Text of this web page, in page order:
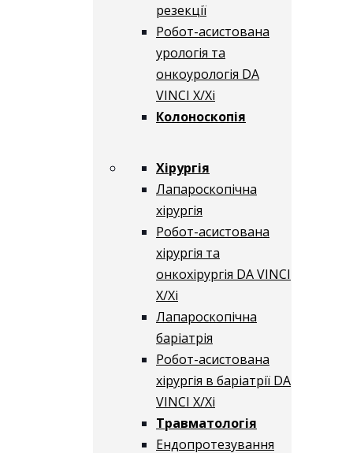
резекції
Робот-асистована
урологія та
онкоурологія DA
VINCI X/Xі
Колоноскопія
Хірургія
Лапароскопічна
хірургія
Робот-асистована
хірургія та
онкохірургія DA VINCI
X/Xі
Лапароскопічна
баріатрія
Робот-асистована
хірургія в баріатрії DA
VINCI X/Xі
Травматологія
Ендопротезування